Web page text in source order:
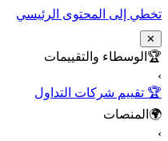
تخطي إلى المحتوى الرئيسي
✕
🏆 الوسطاء والتقييمات
›
🏆 تقييم شركات التداول
🌍 المنصات
›